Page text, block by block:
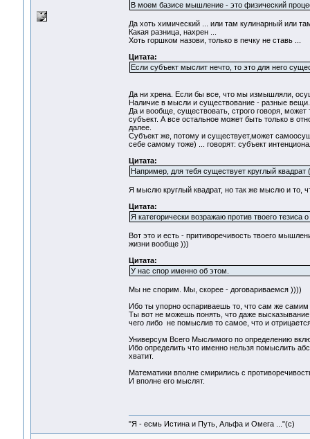
В моем базисе мышление - это физический
Да хоть химический ... или там кулинарный или
Какая разница, нахрен ...
Хоть горшком назови, только в печку не ставь ...
Цитата:
Если субъект мыслит нечто, то это для него
Да ни хрена. Если бы все, что мы измышляли,
Наличие в мысли и существование - разные вещи.
Да и вообще, существовать, строго говоря,
субъект. А все остальное может быть только в
далее.
Субъект же, потому и существует,может
себе самому тоже) ... говорят: субъект
Цитата:
Например, для тебя существует круглый
Я мыслю круглый квадрат, но так же мыслю и то,
Цитата:
Я категорически возражаю против твоего
Вот это и есть - притиворечивость твоего
жизни вообще )))
Цитата:
У нас спор именно об этом.
Мы не спорим. Мы, скорее - договариваемся ))))
Ибо ты упорно оспариваешь то, что сам же
Ты вот не можешь понять, что даже
чего либо не помыслив то самое, что и
Универсум Всего Мыслимого по определению
Ибо определить что именно нельзя помыслить
хватит.
Математики вполне смирились с
И вполне его мыслят.
"Я - есмь Истина и Путь, Альфа и Омега ..."(с)